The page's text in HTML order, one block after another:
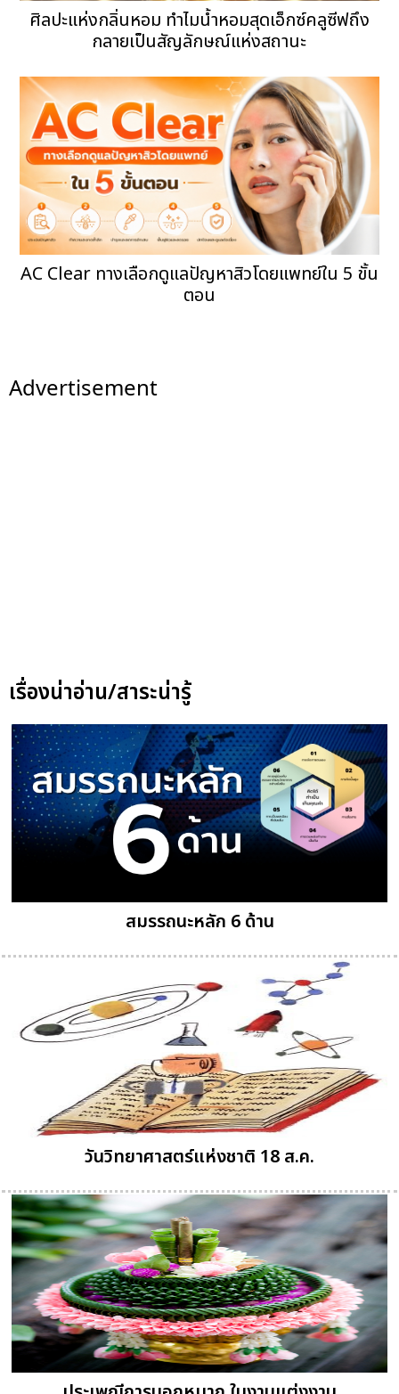
ศิลปะแห่งกลิ่นหอม ทำไมน้ำหอมสุดเอ็กซ์คลูซีฟถึง
กลายเป็นสัญลักษณ์แห่งสถานะ
AC Clear ทางเลือกดูแลปัญหาสิวโดยแพทย์ใน 5 ขั้น
ตอน
Advertisement
เรื่องน่าอ่าน/สาระน่ารู้
สมรรถนะหลัก 6 ด้าน
วันวิทยาศาสตร์แห่งชาติ 18 ส.ค.